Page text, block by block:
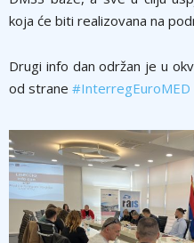
koja će biti realizovana na
Drugi info dan održan je u
od strane #InterregEuroMED